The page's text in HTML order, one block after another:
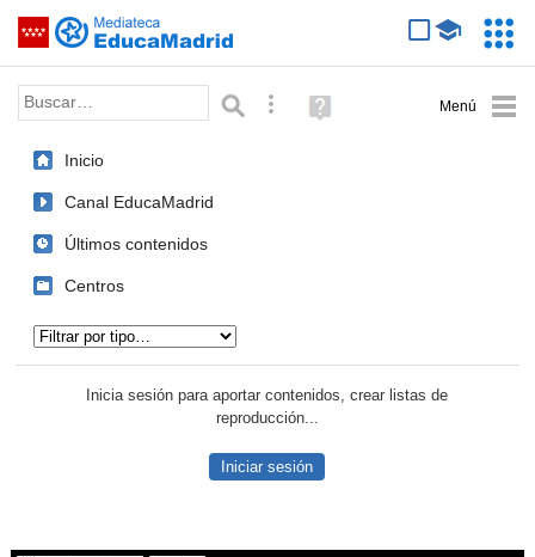
Saltar navegación
Palabra o frase: Búsqueda avanzada
Ayuda
(en
Inicio
Canal EducaMadrid
Últimos contenidos
Centros
Inicia sesión para aportar contenidos, crear listas de
reproducción...
Iniciar sesión